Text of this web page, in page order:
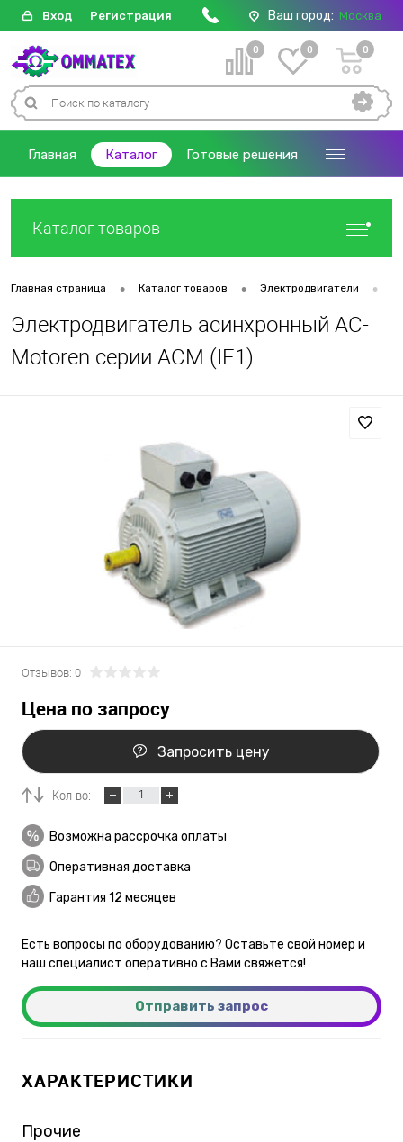
Вход Регистрация Ваш город: Москва
0 0 0
Главная Каталог Готовые решения
Каталог товаров
Главная страница • Каталог товаров • Электродвигатели •
Электродвигатель асинхронный AC-
Motoren серии ACM (IE1)
Отзывов: 0
Цена по запросу
Запросить цену
Кол-во:
Возможна рассрочка оплаты
Оперативная доставка
Гарантия 12 месяцев
Есть вопросы по оборудованию? Оставьте свой номер и
наш специалист оперативно с Вами свяжется!
Отправить запрос
ХАРАКТЕРИСТИКИ
Прочие